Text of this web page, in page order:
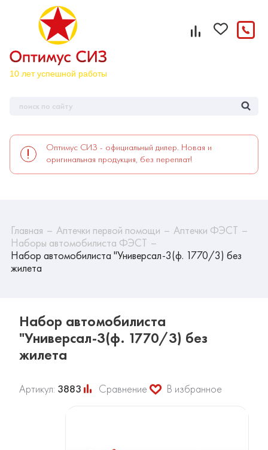
Оптимус СИЗ - официальный дилер. Новая и
оригинальная продукция, без переплат!
Главная Аптечки первой помощи
Аптечки ФЭСТ
Наборы автомобилиста ФЭСТ
Набор автомобилиста "Универсал-3(ф. 1770/3) без
жилета
Набор автомобилиста
"Универсал-3(ф. 1770/3) без
жилета
Артикул: 3883 Сравнение В избранное